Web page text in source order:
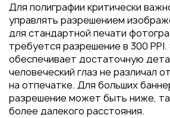
Для полиграфии критически
управлять разрешением
для стандартной печати
требуется разрешение в 300
обеспечивает достаточную
человеческий глаз не различал
на отпечатке. Для больших
разрешение может быть ниже,
более далекого расстояния.